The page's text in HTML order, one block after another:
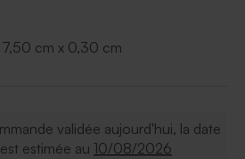
cm x 0,30 cm
validée aujourd'hui, la date
estimée au 10/08/2026